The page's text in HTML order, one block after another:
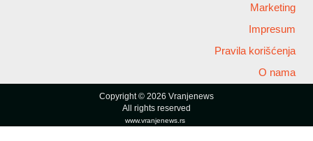
Marketing
Impresum
Pravila korišćenja
O nama
Copyright © 2026 Vranjenews
All rights reserved
www.vranjenews.rs